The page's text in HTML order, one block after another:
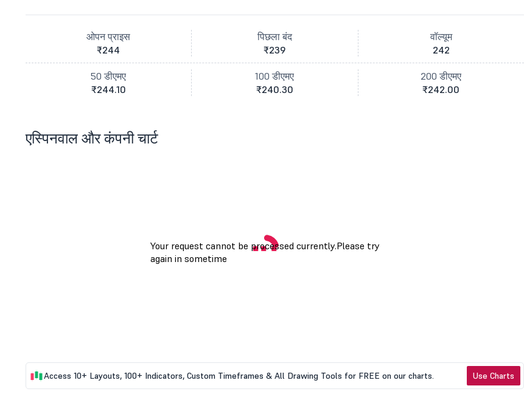
ओपन प्राइस
₹244
पिछला बंद
₹239
वॉल्यूम
242
50 डीएमए
₹244.10
100 डीएमए
₹240.30
200 डीएमए
₹242.00
एस्पिनवाल और कंपनी चार्ट
Access 10+ Layouts, 100+ Indicators, Custom Timeframes & All Drawing Tools for FREE on our charts. Use Charts